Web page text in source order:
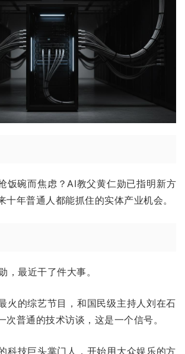
饭碗而焦虑？AI教父黄仁勋已指明新方
十年普通人都能抓住的实体产业机会。
，最近干了件大事。
火的综艺节目，和国民级主持人刘在石
次普通的技术访谈，这是一个信号。
科技巨头掌门人，开始用大众娱乐的方